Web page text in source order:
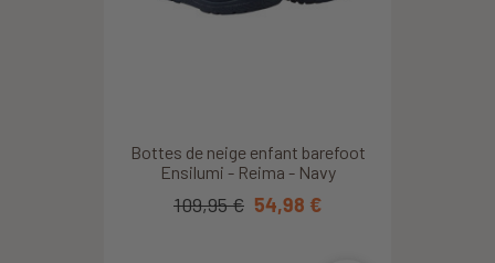
Bottes de neige enfant barefoot
Ensilumi - Reima - Navy
109,95 € 54,98 €